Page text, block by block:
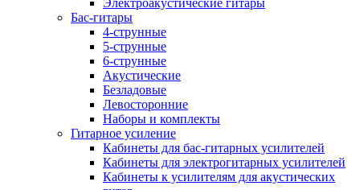
Электроакустические гитары
Бас-гитары
4-струнные
5-струнные
6-струнные
Акустические
Безладовые
Левосторонние
Наборы и комплекты
Гитарное усиление
Кабинеты для бас-гитарных усилителей
Кабинеты для электрогитарных усилителей
Кабинеты к усилителям для акустических